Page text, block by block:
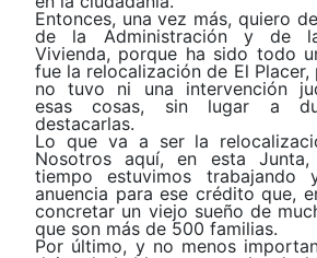
Entonces, una vez más, quiero
de la Administración y de
Vivienda, porque ha sido todo
fue la relocalización de El
no tuvo ni una intervención
esas cosas, sin lugar a
destacarlas.
Lo que va a ser la
Nosotros aquí, en esta Junta,
tiempo estuvimos trabajando
anuencia para ese crédito que,
concretar un viejo sueño de
que son más de 500 familias.
Por último, y no menos